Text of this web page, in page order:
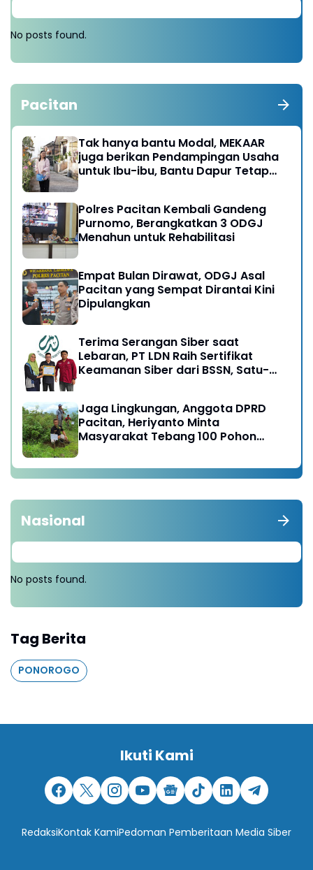
No posts found.
Pacitan
Tak hanya bantu Modal, MEKAAR
juga berikan Pendampingan Usaha
untuk Ibu-ibu, Bantu Dapur Tetap
Polres Pacitan Kembali Gandeng
Purnomo, Berangkatkan 3 ODGJ
Menahun untuk Rehabilitasi
Empat Bulan Dirawat, ODGJ Asal
Pacitan yang Sempat Dirantai Kini
Dipulangkan
Terima Serangan Siber saat
Lebaran, PT LDN Raih Sertifikat
Keamanan Siber dari BSSN, Satu-
Jaga Lingkungan, Anggota DPRD
Pacitan, Heriyanto Minta
Masyarakat Tebang 100 Pohon
Nasional
No posts found.
Tag Berita
PONOROGO
Ikuti Kami
RedaksiKontak KamiPedoman Pemberitaan Media Siber